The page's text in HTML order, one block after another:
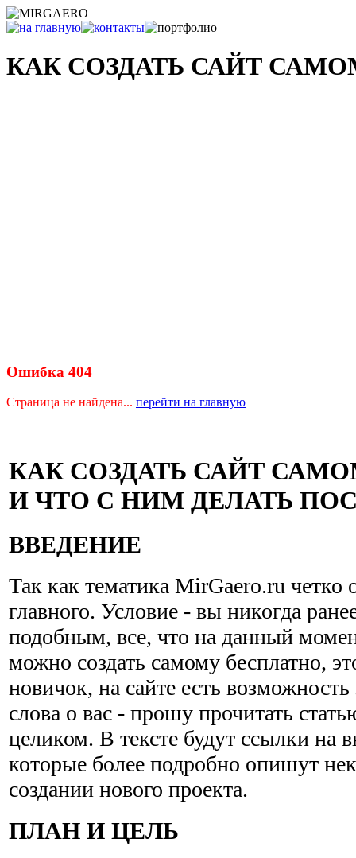
КАК СОЗДАТЬ САЙТ
Ошибка 404
Страница не найдена... перейти на главную
КАК СОЗДАТЬ САЙТ
И ЧТО С НИМ ДЕЛАТЬ
ВВЕДЕНИЕ
Так как тематика MirGaero.ru четко
главного. Условие - вы никогда
подобным, все, что на данный
можно создать самому бесплатно,
новичок, на сайте есть возможность
слова о вас - прошу прочитать
целиком. В тексте будут ссылки на
которые более подробно опишут
создании нового проекта.
ПЛАН И ЦЕЛЬ